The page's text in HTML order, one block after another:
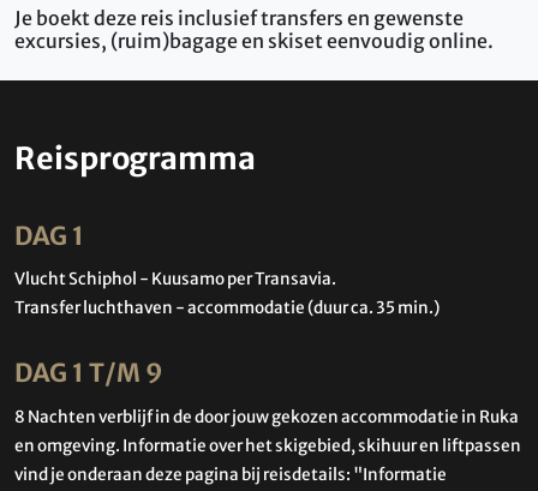
Je boekt deze reis inclusief transfers en gewenste
excursies, (ruim)bagage en skiset eenvoudig online.
Reisprogramma
DAG 1
Vlucht Schiphol - Kuusamo per Transavia.
Transfer luchthaven - accommodatie (duur ca. 35 min.)
DAG 1 T/M 9
8 Nachten verblijf in de door jouw gekozen accommodatie in Ruka
en omgeving. Informatie over het skigebied, skihuur en liftpassen
vind je onderaan deze pagina bij reisdetails: "Informatie